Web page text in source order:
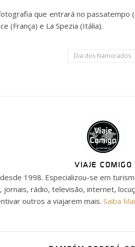
que entrará no
(França) e La Spezia (Itália).
Dia dos Namorados
VIAJE COMIGO
1998. Especializou-se em
rádio, televisão, internet,
outros a viajarem mais. Saiba